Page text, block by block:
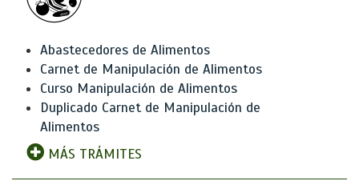
Abastecedores de Alimentos
Carnet de Manipulación de Alimentos
Curso Manipulación de Alimentos
Duplicado Carnet de Manipulación de
Alimentos
MÁS TRÁMITES